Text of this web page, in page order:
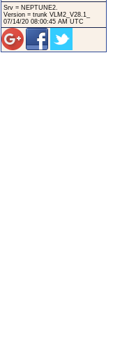
Srv = NEPTUNE2.
Version = trunk VLM2_V28.1_
07/14/20 08:00:45 AM UTC